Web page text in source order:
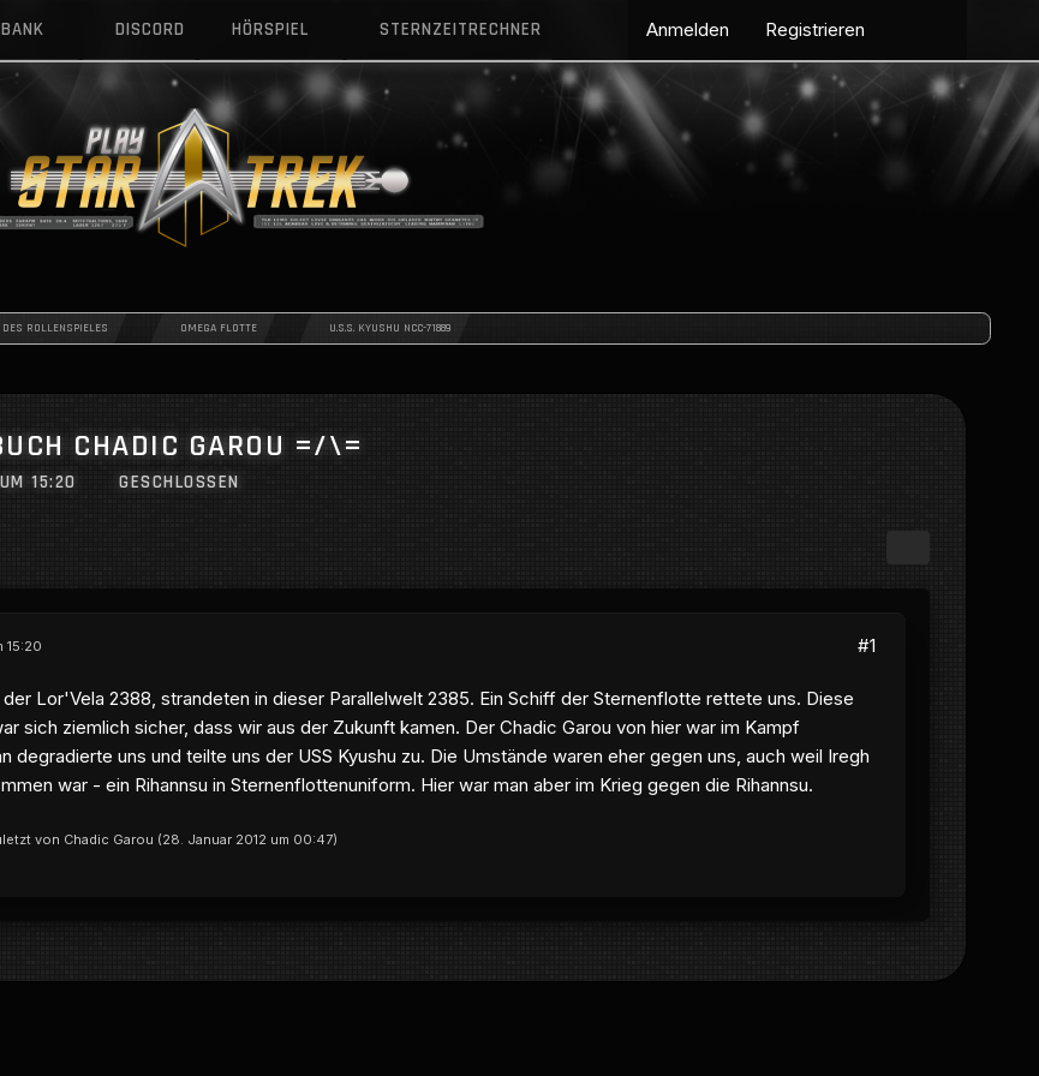
DISCORD HÖRSPIEL STERNZEITRECHNER Anmelden Registrieren
DES ROLLENSPIELES OMEGA FLOTTE U.S.S. KYUSHU NCC-71889
CHADIC GAROU =/\=
15:20 GESCHLOSSEN
15:20 #1
Lor'Vela 2388, strandeten in dieser Parallelwelt 2385. Ein Schiff der Sternenflotte rettete uns. Diese
sich ziemlich sicher, dass wir aus der Zukunft kamen. Der Chadic Garou von hier war im Kampf
degradierte uns und teilte uns der USS Kyushu zu. Die Umstände waren eher gegen uns, auch weil Iregh
war - ein Rihannsu in Sternenflottenuniform. Hier war man aber im Krieg gegen die Rihannsu.
von Chadic Garou (28. Januar 2012 um 00:47)